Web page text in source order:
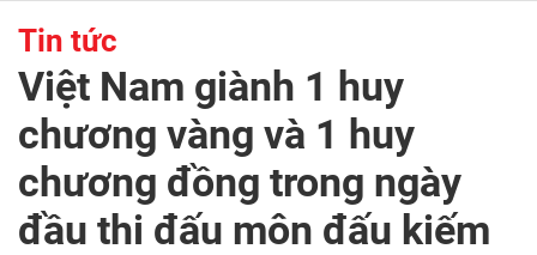
Tin tức
Việt Nam giành 1 huy
chương vàng và 1 huy
chương đồng trong ngày
đầu thi đấu môn đấu kiếm